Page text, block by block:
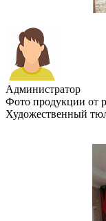
Администратор
Фото продукции от
Художественный